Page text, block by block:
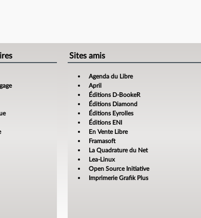
Sites amis
Agenda du Libre
April
Éditions D-BookeR
Éditions Diamond
Éditions Eyrolles
Éditions ENI
En Vente Libre
Framasoft
La Quadrature du Net
Lea-Linux
Open Source Initiative
Imprimerie Grafik Plus